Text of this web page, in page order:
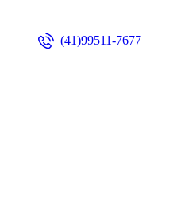
(41)99511-7677